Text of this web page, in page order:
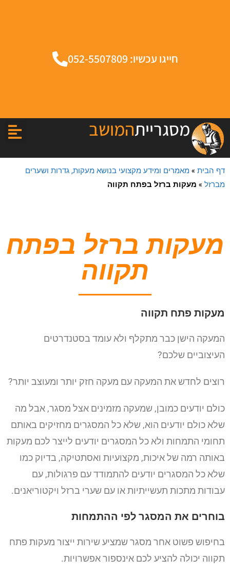
חייגו עכשיו: 052-5507809
מסגרייתהמושב
דף הבית » מאמרים ומידע מקצועי בנושא מעקות, גדרות ושערים
מברזל » מעקות ברזל בפתח תקווה
מעקות ברזל בפתח
תקווה
מעקות פתח תקווה
המעקה הישן כבר מתקלף ולא עומד בסטנדרטים
העיצוביים שלכם?
רוצים לחדש את המעקה עם מעקה חזק יותר ומעוצב יותר?
כולם יודעים כמובן, שמעקה מזמינים אצל מסגר, אבל מה
שלא כולם יודעים הוא, שלא כל המסגרים מחזיקים באותם
תחומי התמחות ולא כל המסגרים יודעים לייצר לכם מעקות
באותה רמה של איכות, מקצועיות ואסתטיקה, בדיוק כמו
שלא כל המסגרים יודעים להתמודד עם פרגולות, עם
עבודות מתכות תעשייתיות או עם שערי ברזל ויקטוריאנים.
בוחרים את המסגר לפי ההתמחות
בחיפוש פשוט אחר מסגר שמציע שירות ייצור מעקות פתח
תקווה יכולה להציע לכם אינספור אפשרויות.